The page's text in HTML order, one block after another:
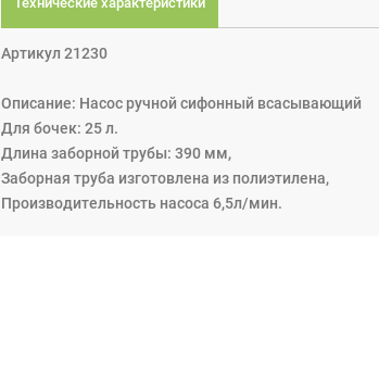
Артикул 21230
Описание: Насос ручной сифонный всасывающий
Для бочек: 25 л.
Длина заборной трубы: 390 мм,
Заборная труба изготовлена из полиэтилена,
Производительность насоса 6,5л/мин.